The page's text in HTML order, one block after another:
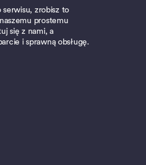
serwisu, zrobisz to
prostemu
się z nami, a
i sprawną obsługę.